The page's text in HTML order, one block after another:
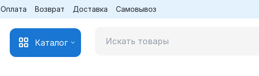
Оплата Возврат Доставка Самовывоз
Каталог